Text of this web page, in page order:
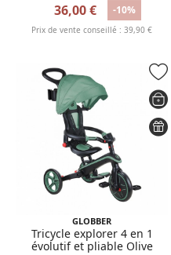
36,00 € -10%
Prix de vente conseillé : 39,90 €
GLOBBER
Tricycle explorer 4 en 1
évolutif et pliable Olive